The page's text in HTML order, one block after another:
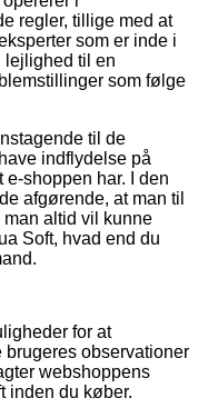
regler, tillige med at
som er inde i
til en
som følge
til de
indflydelse på
shoppen har. I den
afgørende, at man til
altid vil kunne
Soft, hvad end du
for at
observationer
webshoppens
inden du køber.